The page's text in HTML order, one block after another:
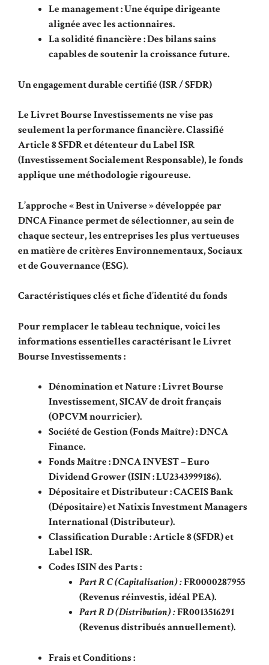
Le management : Une équipe dirigeante
alignée avec les actionnaires.
La solidité financière : Des bilans sains
capables de soutenir la croissance future.
Un engagement durable certifié (ISR / SFDR)
Le Livret Bourse Investissements ne vise pas
seulement la performance financière. Classifié
Article 8 SFDR et détenteur du Label ISR
(Investissement Socialement Responsable), le fonds
applique une méthodologie rigoureuse.
L’approche « Best in Universe » développée par
DNCA Finance permet de sélectionner, au sein de
chaque secteur, les entreprises les plus vertueuses
en matière de critères Environnementaux, Sociaux
et de Gouvernance (ESG).
Caractéristiques clés et fiche d’identité du fonds
Pour remplacer le tableau technique, voici les
informations essentielles caractérisant le Livret
Bourse Investissements :
Dénomination et Nature : Livret Bourse
Investissement, SICAV de droit français
(OPCVM nourricier).
Société de Gestion (Fonds Maître) : DNCA
Finance.
Fonds Maître : DNCA INVEST – Euro
Dividend Grower (ISIN : LU2343999186).
Dépositaire et Distributeur : CACEIS Bank
(Dépositaire) et Natixis Investment Managers
International (Distributeur).
Classification Durable : Article 8 (SFDR) et
Label ISR.
Codes ISIN des Parts :
Part R C (Capitalisation) :FR0000287955
(Revenus réinvestis, idéal PEA).
Part R D (Distribution) :FR0013516291
(Revenus distribués annuellement).
Frais et Conditions :